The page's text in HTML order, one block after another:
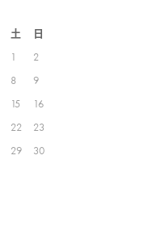
土
日
1
2
8
9
15
16
22
23
29
30